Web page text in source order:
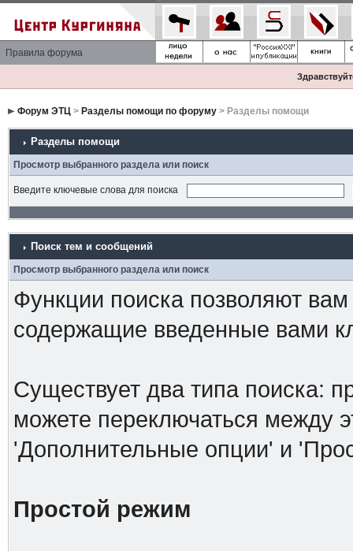
Правила форума
Форум ЭТЦ> Разделы помощи по форуму> Разделы помощи
Разделы помощи
Просмотр выбранного раздела или поиск
Введите ключевые слова для поиска
Поиск тем и сообщений
Просмотр выбранного раздела или поиск
Функции поиска позволяют
содержащие введенные вами
Существует два типа поиска:
можете переключаться между
'Дополнительные опции' и
Простой режим